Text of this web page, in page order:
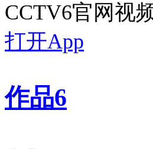
CCTV6官网视
打开App
作品6